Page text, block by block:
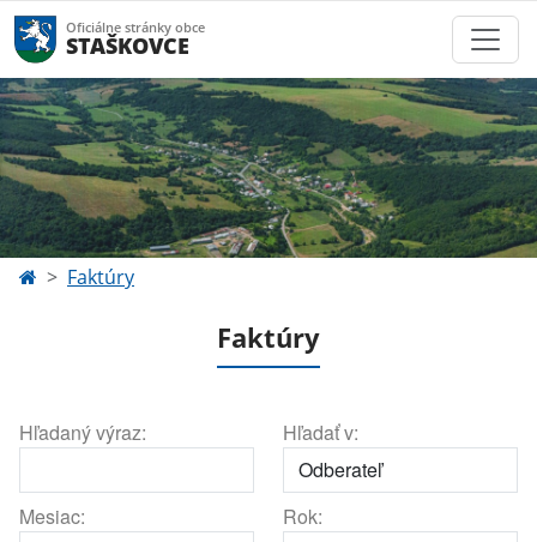
Oficiálne stránky obce
STAŠKOVCE
Faktúry
Faktúry
Hľadaný výraz: Hľadať v:
Mesiac: Rok: